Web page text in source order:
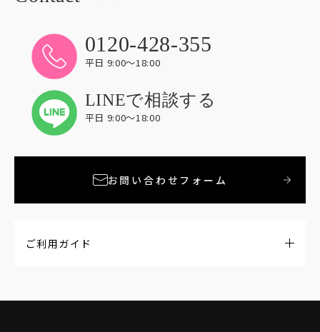
0120-428-355
平日 9:00〜18:00
LINEで相談する
平日 9:00〜18:00
お問い合わせフォーム
ご利用ガイド